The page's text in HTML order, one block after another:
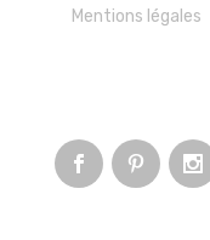
Mentions légales